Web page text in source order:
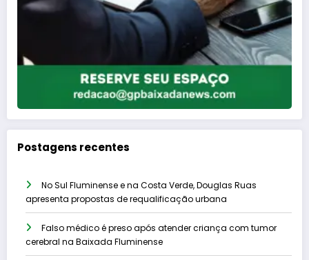
Postagens recentes
No Sul Fluminense e na Costa Verde, Douglas Ruas
apresenta propostas de requalificação urbana
Falso médico é preso após atender criança com tumor
cerebral na Baixada Fluminense